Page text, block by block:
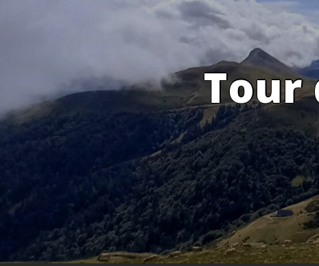
Tour